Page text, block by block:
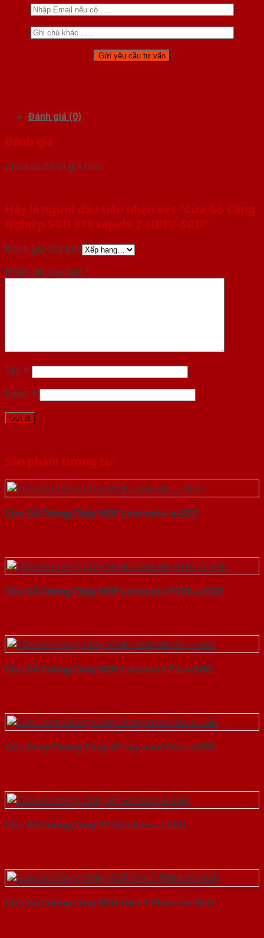
Đánh giá (0)
Đánh giá
Chưa có đánh giá nào.
Hãy là người đầu tiên nhận xét “Cửa Gỗ Công
Nghiệp SGD 019 sapele 2-HDFV-SGD”
Đánh giá của bạn
Nhận xét của bạn *
Tên *
Email *
Sản phẩm tương tự
Cửa Gỗ Chống Cháy MDF Laminate-a-SGD
Cửa Gỗ Chống Cháy MDF Laminate P1R2-a-SGD
Cửa Gỗ Chống Cháy MDF Laminate P1-a-SGD
Cửa Thép Chống Cháy 2P tay nam Cửa-a-SGD
Cửa Gỗ Chống Cháy 2P Sơn Xám-a-SGD
Cửa Gỗ Chống Cháy MDF O4-C1 Phào chi-SGD